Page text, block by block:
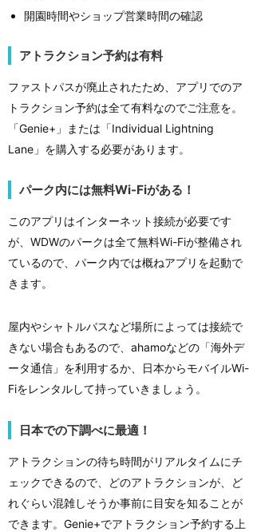
開園時間やショップ営業時間の確認
アトラクション予約は有料
ファストパスが廃止されたため、アプリでのア
トラクション予約は全て有料なのでご注意を。
「Genie+」または「Individual Lightning
Lane」を購入する必要があります。
パーク内には無料Wi-Fiがある！
このアプリはインターネット接続が必要です
が、WDWのパークは全て無料Wi-Fiが整備され
ているので、パーク内では概ねアプリを起動で
きます。
屋内やシャトルバスなど場所によっては接続で
きない場合もあるので、ahamoなどの「海外デ
ータ通信」を利用するか、日本からモバイルWi-
Fiをレンタルして持っていきましょう。
日本での下調べに最適！
アトラクションの待ち時間がリアルタイムにチ
ェックできるので、どのアトラクションが、ど
れぐらい混雑しそうか事前に目安を知ることが
できます。Genie+でアトラクション予約する上